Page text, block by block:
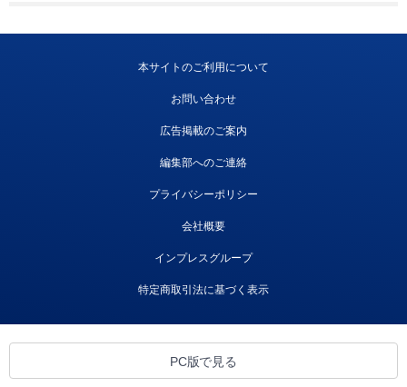
本サイトのご利用について
お問い合わせ
広告掲載のご案内
編集部へのご連絡
プライバシーポリシー
会社概要
インプレスグループ
特定商取引法に基づく表示
PC版で見る